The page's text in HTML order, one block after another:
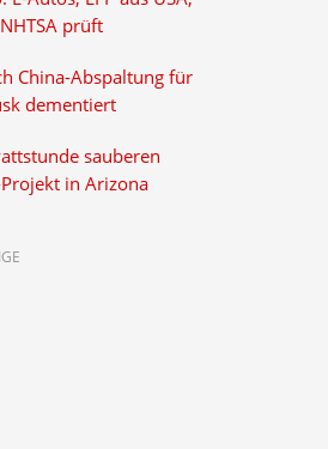
prüft
China-Abspaltung für
dementiert
sauberen
in Arizona